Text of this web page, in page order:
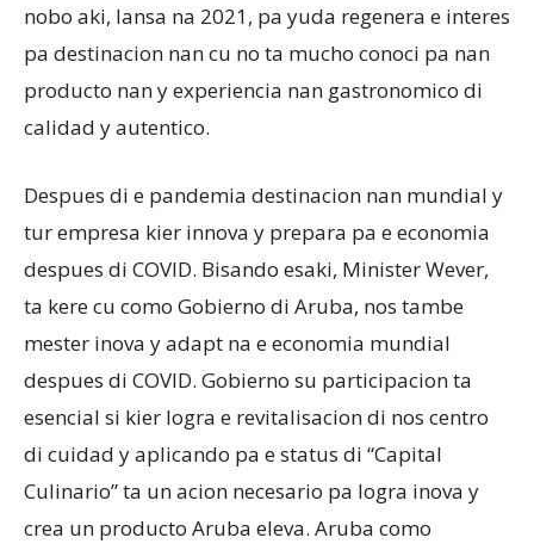
nobo aki, lansa na 2021, pa yuda regenera e interes
pa destinacion nan cu no ta mucho conoci pa nan
producto nan y experiencia nan gastronomico di
calidad y autentico.
Despues di e pandemia destinacion nan mundial y
tur empresa kier innova y prepara pa e economia
despues di COVID. Bisando esaki, Minister Wever,
ta kere cu como Gobierno di Aruba, nos tambe
mester inova y adapt na e economia mundial
despues di COVID. Gobierno su participacion ta
esencial si kier logra e revitalisacion di nos centro
di cuidad y aplicando pa e status di “Capital
Culinario” ta un acion necesario pa logra inova y
crea un producto Aruba eleva. Aruba como